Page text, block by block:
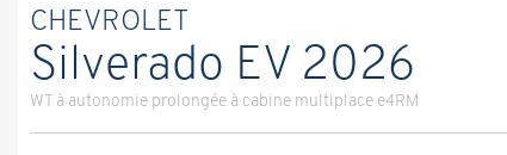
CHEVROLET
Silverado EV 2026
WT à autonomie prolongée à cabine multiplace e4RM